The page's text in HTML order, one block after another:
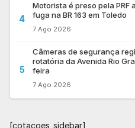
4
Motorista é preso pela PRF
fuga na BR 163 em Toledo
7 Ago 2026
5
Câmeras de segurança
rotatória da Avenida Rio
feira
7 Ago 2026
[cotacoes_sidebar]